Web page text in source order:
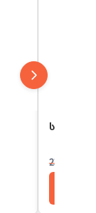
სკამი
230